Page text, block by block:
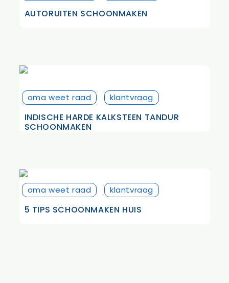
AUTORUITEN SCHOONMAKEN
oma weet raad klantvraag
INDISCHE HARDE KALKSTEEN TANDUR
SCHOONMAKEN
oma weet raad klantvraag
5 TIPS SCHOONMAKEN HUIS